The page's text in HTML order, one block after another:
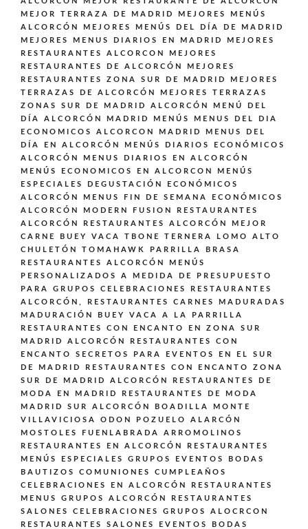
MEJOR TERRAZA DE MADRID
MEJORES MENÚS
ALCORCÓN
MEJORES MENÚS DEL DÍA DE MADRID
MEJORES MENUS DIARIOS EN MADRID
MEJORES
RESTAURANTES ALCORCON
MEJORES
RESTAURANTES DE ALCORCÓN
MEJORES
RESTAURANTES ZONA SUR DE MADRID
MEJORES
TERRAZAS DE ALCORCÓN
MEJORES TERRAZAS
ZONAS SUR DE MADRID ALCORCÓN
MENÚ DEL
DÍA ALCORCÓN MADRID
MENÚS
MENUS DEL DIA
ECONOMICOS ALCORCON MADRID
MENUS DEL
DÍA EN ALCORCÓN
MENÚS DIARIOS ECONÓMICOS
ALCORCÓN
MENUS DIARIOS EN ALCORCÓN
MENÚS ECONOMICOS EN ALCORCON
MENÚS
ESPECIALES DEGUSTACIÓN ECONÓMICOS
ALCORCÓN
MENUS FIN DE SEMANA ECONÓMICOS
ALCORCÓN
MODERN FUSION
RESTAURANTES
ALCORCÓN
RESTAURANTES ALCORCÓN MEJOR
CARNE BUEY VACA TBONE TERNERA LOMO ALTO
CHULETÓN TOMAHAWK PARRILLA BRASA
RESTAURANTES ALCORCÓN MENÚS
PERSONALIZADOS A MEDIDA DE PRESUPUESTO
PARA GRUPOS CELEBRACIONES
RESTAURANTES
ALCORCÓN,
RESTAURANTES CARNES MADURADAS
MADURACIÓN BUEY VACA A LA PARRILLA
RESTAURANTES CON ENCANTO EN ZONA SUR
MADRID ALCORCÓN
RESTAURANTES CON
ENCANTO SECRETOS PARA EVENTOS EN EL SUR
DE MADRID
RESTAURANTES CON ENCANTO ZONA
SUR DE MADRID ALCORCÓN
RESTAURANTES DE
MODA EN MADRID
RESTAURANTES DE MODA
MADRID SUR ALCORCÓN BOADILLA MONTE
VILLAVICIOSA ODON POZUELO ALARCÓN
MOSTOLES FUENLABRADA ARROMOLINOS
RESTAURANTES EN ALCORCÓN
RESTAURANTES
MENÚS ESPECIALES GRUPOS EVENTOS BODAS
BAUTIZOS COMUNIONES CUMPLEAÑOS
CELEBRACIONES EN ALCORCÓN
RESTAURANTES
MENUS GRUPOS ALCORCÓN
RESTAURANTES
SALONES CELEBRACIONES GRUPOS ALOCRCON
RESTAURANTES SALONES EVENTOS BODAS